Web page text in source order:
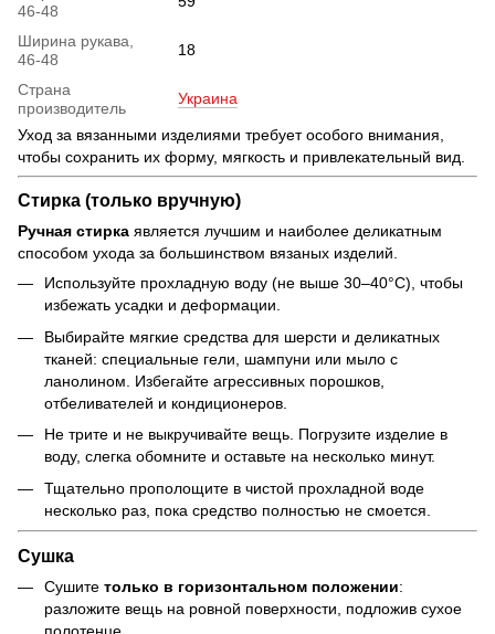
46-48
Ширина рукава,
46-48
18
Страна
производитель
Украина
Уход за вязанными изделиями требует особого внимания,
чтобы сохранить их форму, мягкость и привлекательный вид.
Стирка (только вручную)
Ручная стирка является лучшим и наиболее деликатным
способом ухода за большинством вязаных изделий.
Используйте прохладную воду (не выше 30–40°C), чтобы
избежать усадки и деформации.
Выбирайте мягкие средства для шерсти и деликатных
тканей: специальные гели, шампуни или мыло с
ланолином. Избегайте агрессивных порошков,
отбеливателей и кондиционеров.
Не трите и не выкручивайте вещь. Погрузите изделие в
воду, слегка обомните и оставьте на несколько минут.
Тщательно прополощите в чистой прохладной воде
несколько раз, пока средство полностью не смоется.
Сушка
Сушите только в горизонтальном положении:
разложите вещь на ровной поверхности, подложив сухое